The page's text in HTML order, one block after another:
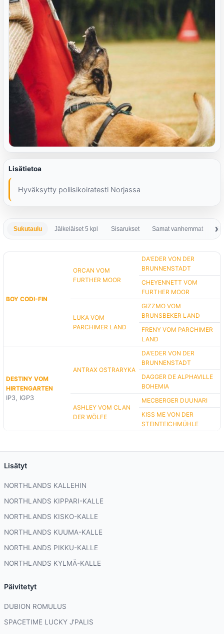
Lisätietoa
Hyväksytty poliisikoiratesti Norjassa
Sukutaulu Jälkeläiset 5 kpl Sisarukset Samat vanhemmat
BOY CODI-FIN
ORCAN VOM
FURTHER MOOR
DA'EDER VON DER
BRUNNENSTADT
CHEYENNETT VOM
FURTHER MOOR
LUKA VOM
PARCHIMER LAND
GIZZMO VOM
BRUNSBEKER LAND
FRENY VOM PARCHIMER
LAND
DESTINY VOM
HIRTENGARTEN
IP3, IGP3
ANTRAX OSTRARYKA
DA'EDER VON DER
BRUNNENSTADT
DAGGER DE ALPHAVILLE
BOHEMIA
ASHLEY VOM CLAN
DER WÖLFE
MECBERGER DUUNARI
KISS ME VON DER
STEINTEICHMÜHLE
Lisätyt
NORTHLANDS KALLEHIN
NORTHLANDS KIPPARI-KALLE
NORTHLANDS KISKO-KALLE
NORTHLANDS KUUMA-KALLE
NORTHLANDS PIKKU-KALLE
NORTHLANDS KYLMÄ-KALLE
Päivitetyt
DUBION ROMULUS
SPACETIME LUCKY J'PALIS